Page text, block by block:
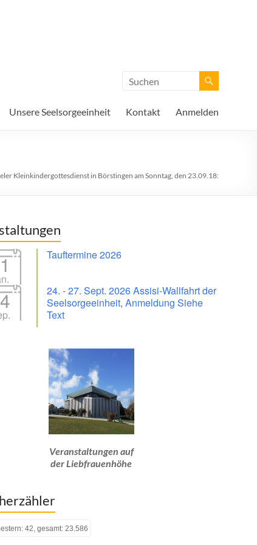
Unsere Seelsorgeeinheit Kontakt Anmelden
Kleinkindergottesdienst in Börstingen am Sonntag, den 23.09.18:
Tauftermine 2026
24. - 27. Sept. 2026 Assisi-Wallfahrt der
Seelsorgeeinheit, Anmeldung Siehe
Text
Veranstaltungen auf
der Liebfrauenhöhe
42, gesamt: 23.586